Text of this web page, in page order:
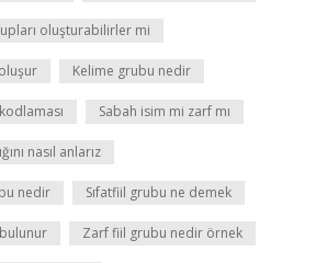
oluşturabilirler mi
Kelime grubu nedir
Sabah isim mi zarf mı
nasıl anlarız
nedir Sıfatfiil grubu ne demek
Zarf fiil grubu nedir örnek